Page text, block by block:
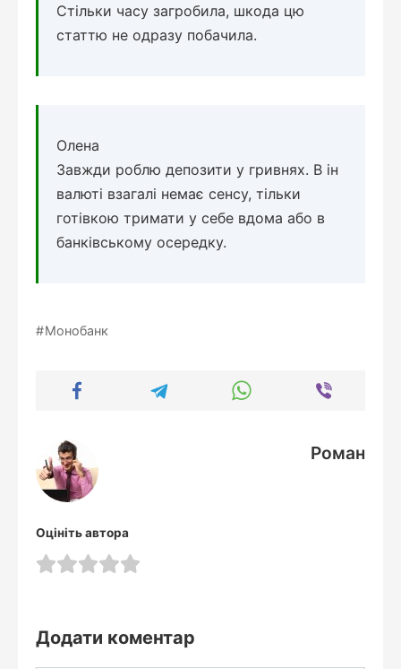
Стільки часу загробила, шкода цю
статтю не одразу побачила.
Олена
Завжди роблю депозити у гривнях. В ін
валюті взагалі немає сенсу, тільки
готівкою тримати у себе вдома або в
банківському осередку.
Монобанк
Роман
Оцініть автора
Додати коментар